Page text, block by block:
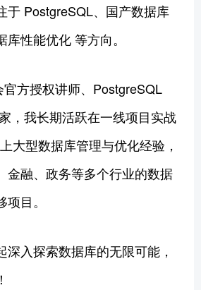
于 PostgreSQL、国产数据库
性能优化 等方向。
方授权讲师、PostgreSQL
，我长期活跃在一线项目实战
大型数据库管理与优化经验，
金融、政务等多个行业的数据
目。
深入探索数据库的无限可能，